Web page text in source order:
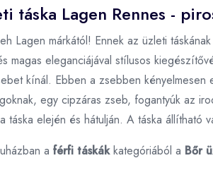
táska Lagen Rennes -
Lagen márkától! Ennek az üzleti
magas eleganciájával stílusos
kínál. Ebben a zsebben
egy cipzáras zseb, fogantyúk az
táska elején és hátulján. A táska állítható
a férfi táskákkategóriából a Bőr